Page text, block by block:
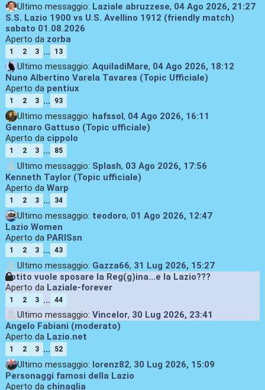
Ultimo messaggio: Laziale abruzzese, 04 Ago 2026, 21:27
S.S. Lazio 1900 vs U.S. Avellino 1912 (friendly match)
sabato 01.08.2026
Aperto da zorba
1 2 3 ... 13
Ultimo messaggio: AquiladiMare, 04 Ago 2026, 18:12
Nuno Albertino Varela Tavares (Topic Ufficiale)
Aperto da pentiux
1 2 3 ... 93
Ultimo messaggio: hafssol, 04 Ago 2026, 16:11
Gennaro Gattuso (Topic ufficiale)
Aperto da cippolo
1 2 3 ... 85
Ultimo messaggio: Splash, 03 Ago 2026, 17:56
Kenneth Taylor (Topic ufficiale)
Aperto da Warp
1 2 3 ... 34
Ultimo messaggio: teodoro, 01 Ago 2026, 12:47
Lazio Women
Aperto da PARISsn
1 2 3 ... 43
Ultimo messaggio: Gazza66, 31 Lug 2026, 15:27
Lotito vuole sposare la Reg(g)ina...e la Lazio???
Aperto da Laziale-forever
1 2 3 ... 44
Ultimo messaggio: Vincelor, 30 Lug 2026, 23:41
Angelo Fabiani (moderato)
Aperto da Lazio.net
1 2 3 ... 52
Ultimo messaggio: lorenz82, 30 Lug 2026, 15:09
Personaggi famosi della Lazio
Aperto da chinaglia